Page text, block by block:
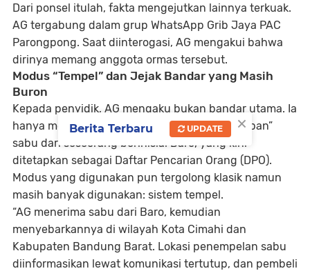
Dari ponsel itulah, fakta mengejutkan lainnya terkuak.
AG tergabung dalam grup WhatsApp Grib Jaya PAC
Parongpong. Saat diinterogasi, AG mengakui bahwa
dirinya memang anggota ormas tersebut.
Modus “Tempel” dan Jejak Bandar yang Masih
Buron
Kepada penyidik, AG mengaku bukan bandar utama. Ia
hanya menjadi perantara yang mendapat “titipan”
sabu dari seseorang berinisial Baro, yang kini
ditetapkan sebagai Daftar Pencarian Orang (DPO).
Modus yang digunakan pun tergolong klasik namun
masih banyak digunakan: sistem tempel.
“AG menerima sabu dari Baro, kemudian
menyebarkannya di wilayah Kota Cimahi dan
Kabupaten Bandung Barat. Lokasi penempelan sabu
diinformasikan lewat komunikasi tertutup, dan pembeli
×
Berita Terbaru UPDATE